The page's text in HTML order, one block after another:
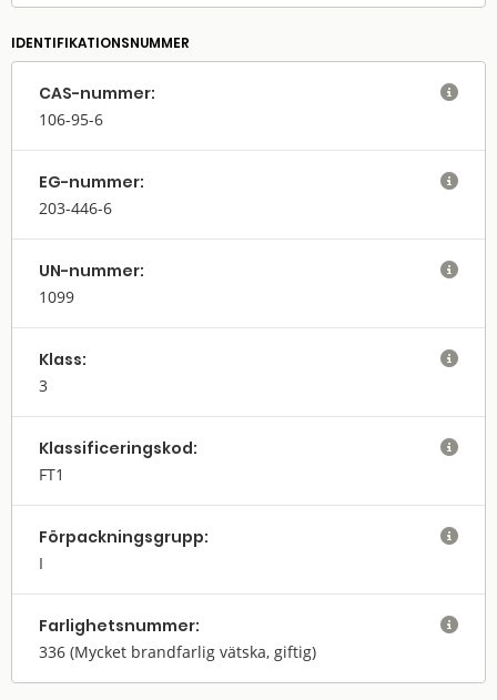
IDENTIFIKATIONSNUMMER
CAS-nummer:
106-95-6

EG-nummer:
203-446-6

UN-nummer:
1099

Klass:
3

Klassifi­cerings­kod:
FT1

Förpack­nings­grupp:
I

Farlighets­nummer:
336 (Mycket brandfarlig vätska, giftig)
